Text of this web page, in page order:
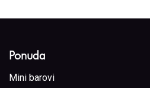
Ponuda
Mini barovi